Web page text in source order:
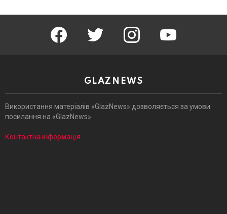
facebook twitter instagram
GLAZNEWS
Використання матеріалів «GlazNews» дозволяється за умови
посилання на «GlazNews».
Контактна інформація